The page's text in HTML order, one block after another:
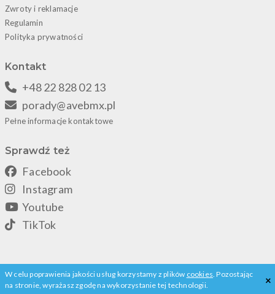
W celu poprawienia jakości usług korzystamy z plików cookies. Pozostając
na stronie, wyrażasz zgodę na wykorzystanie tej technologii.
×
Zwroty i reklamacje
Regulamin
Polityka prywatności
Kontakt
+48 22 828 02 13
porady@avebmx.pl
Pełne informacje kontaktowe
Sprawdź też
Facebook
Instagram
Youtube
TikTok
Copyright © 2026 AveBmx. Wszystkie prawa zastrzeżone.